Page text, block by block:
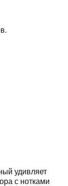
удивляет
с нотками